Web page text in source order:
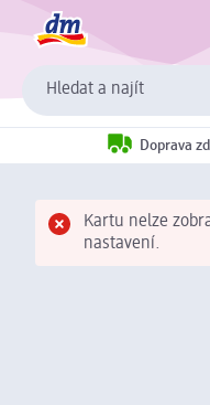
Hledat a najít
Doprava
Kartu nelze
nastavení.